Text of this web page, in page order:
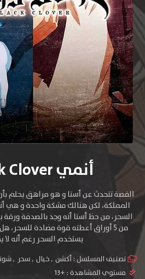
أنمي Black Clover
القصة تتحدث عن أستا و هو مراهق يحلم
المملكة، لكن هنالك مشكة واحدة و هي
السحر، من حظ أستا أنه وجد بالصدفة
من 5 أوراق أعطته قوة مضادة للسحر،
يستخدم السحر رغم أنه لا
تصنيف المسلسل :أكشن ,خيال ,سحر ,
مستوي المشاهدة : +13